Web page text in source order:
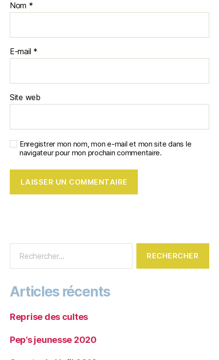
Nom *
E-mail *
Site web
Enregistrer mon nom, mon e-mail et mon site dans le
navigateur pour mon prochain commentaire.
Articles récents
Reprise des cultes
Pep’s jeunesse 2020